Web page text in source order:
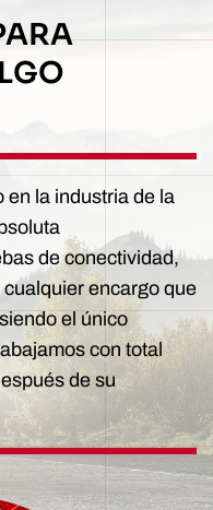
en la industria de la
de conectividad,
encargo que
el único
con total
de su